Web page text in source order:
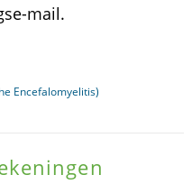
mail.
Encefalomyelitis)